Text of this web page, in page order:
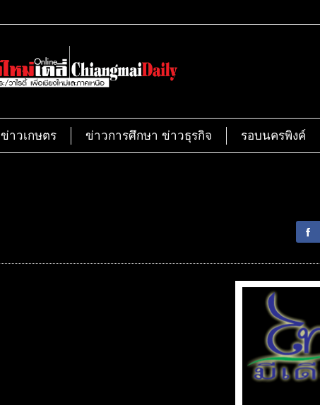
ข่าวเกษตร ข่าวการศึกษา ข่าวธุรกิจ รอบนครพิงค์